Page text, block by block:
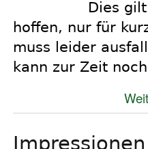
Dies
hoffen, nur für
muss leider
kann zur Zeit